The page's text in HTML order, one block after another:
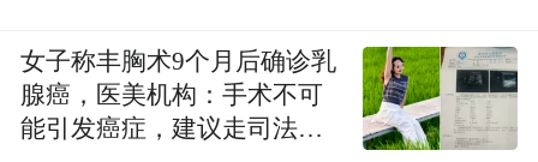
女子称丰胸术9个月后确诊乳
腺癌，医美机构：手术不可
能引发癌症，建议走司法途